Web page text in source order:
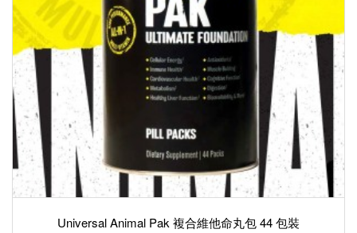
Universal Animal Pak 複合維他命丸包 44 包裝